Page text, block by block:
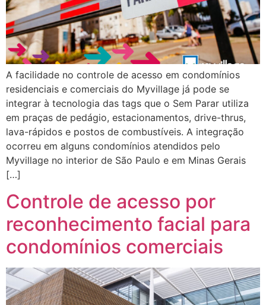
A facilidade no controle de acesso em condomínios
residenciais e comerciais do Myvillage já pode se
integrar à tecnologia das tags que o Sem Parar utiliza
em praças de pedágio, estacionamentos, drive-thrus,
lava-rápidos e postos de combustíveis. A integração
ocorreu em alguns condomínios atendidos pelo
Myvillage no interior de São Paulo e em Minas Gerais
[…]
Controle de acesso por
reconhecimento facial para
condomínios comerciais